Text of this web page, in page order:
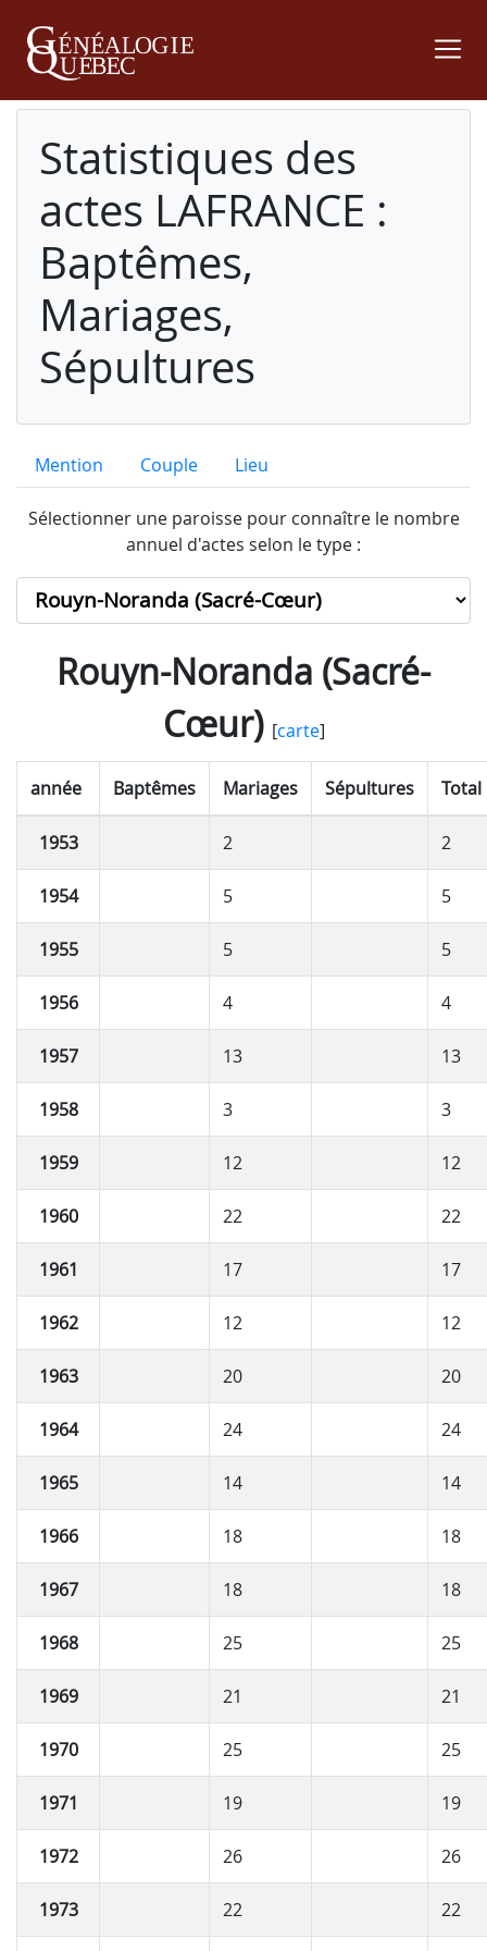
Statistiques des
actes LAFRANCE :
Baptêmes,
Mariages,
Sépultures
Mention Couple Lieu
Sélectionner une paroisse pour connaître le nombre
annuel d'actes selon le type :
Rouyn-Noranda (Sacré-
Cœur)[carte]
année Baptêmes Mariages Sépultures Total
1953 2 2
1954 5 5
1955 5 5
1956 4 4
1957 13 13
1958 3 3
1959 12 12
1960 22 22
1961 17 17
1962 12 12
1963 20 20
1964 24 24
1965 14 14
1966 18 18
1967 18 18
1968 25 25
1969 21 21
1970 25 25
1971 19 19
1972 26 26
1973 22 22